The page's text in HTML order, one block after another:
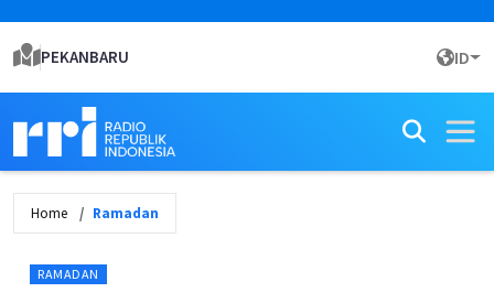
PEKANBARU ID
Home Ramadan
RAMADAN